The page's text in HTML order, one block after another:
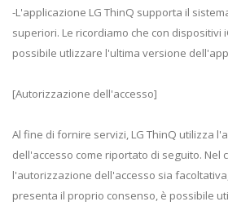
-L'applicazione LG ThinQ supporta il
superiori. Le ricordiamo che con dispositivi
possibile utlizzare l'ultima versione
[Autorizzazione dell'accesso]
Al fine di fornire servizi, LG ThinQ utilizza
dell'accesso come riportato di seguito. Nel
l'autorizzazione dell'accesso sia
presenta il proprio consenso, è possibile